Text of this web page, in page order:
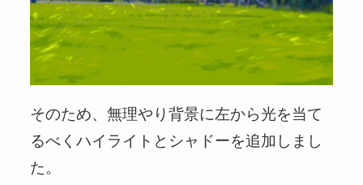
そのため、無理やり背景に左から光を当て
るべくハイライトとシャドーを追加しまし
た。